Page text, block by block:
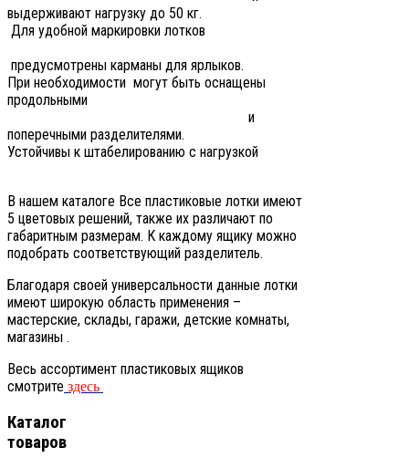
выдерживают нагрузку до 50 кг.
Для удобной маркировки лотков
предусмотрены карманы для ярлыков.
При необходимости могут быть оснащены
продольными
и
поперечными разделителями.
Устойчивы к штабелированию с нагрузкой
В нашем каталоге Все пластиковые лотки имеют
5 цветовых решений, также их различают по
габаритным размерам. К каждому ящику можно
подобрать соответствующий разделитель.
Благодаря своей универсальности данные лотки
имеют широкую область применения –
мастерские, склады, гаражи, детские комнаты,
магазины .
Весь ассортимент пластиковых ящиков
смотрите здесь
Каталог
товаров